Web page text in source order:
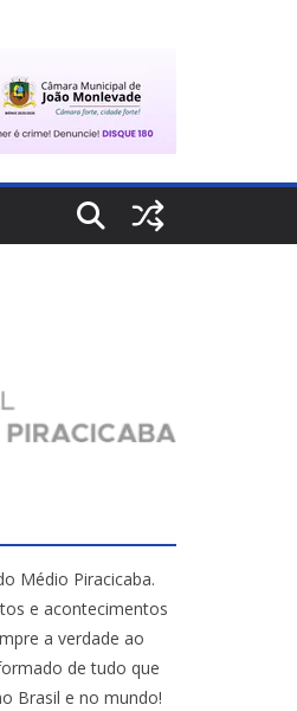
Médio Piracicaba.
e acontecimentos
a verdade ao
de tudo que
Brasil e no mundo!